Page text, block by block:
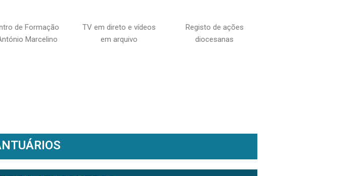
de Formação
Marcelino
TV em direto e vídeos
em arquivo
Registo de ações
diocesanas